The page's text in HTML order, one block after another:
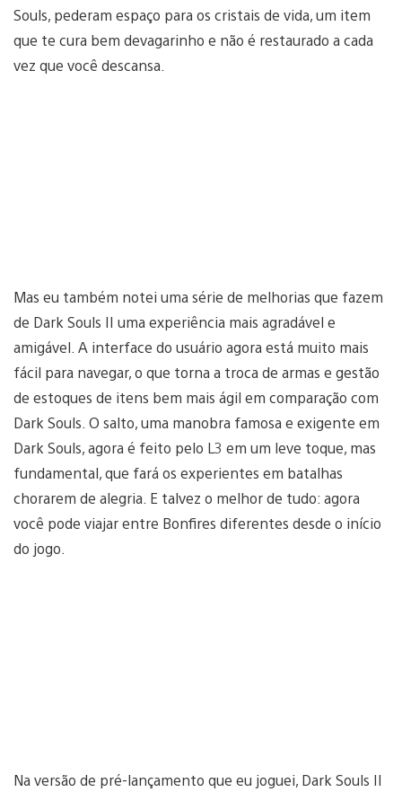
Souls, pederam espaço para os cristais de vida, um item
que te cura bem devagarinho e não é restaurado a cada
vez que você descansa.
Mas eu também notei uma série de melhorias que fazem
de Dark Souls II uma experiência mais agradável e
amigável. A interface do usuário agora está muito mais
fácil para navegar, o que torna a troca de armas e gestão
de estoques de itens bem mais ágil em comparação com
Dark Souls. O salto, uma manobra famosa e exigente em
Dark Souls, agora é feito pelo L3 em um leve toque, mas
fundamental, que fará os experientes em batalhas
chorarem de alegria. E talvez o melhor de tudo: agora
você pode viajar entre Bonfires diferentes desde o início
do jogo.
Na versão de pré-lançamento que eu joguei, Dark Souls II